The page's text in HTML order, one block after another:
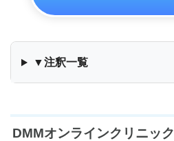
▼注釈一覧
DMMオンラインクリニック